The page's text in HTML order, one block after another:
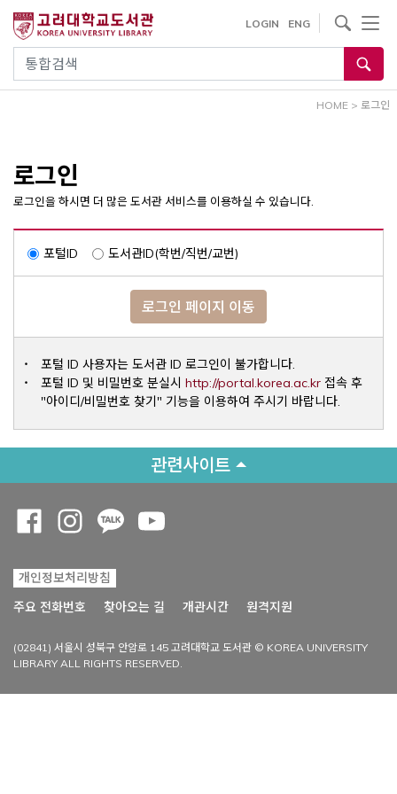
건
통합검색
LOGIN ENG
사이트내 검색
HOME > 로그인
로그인
로그인을 하시면 더 많은 도서관 서비스를 이용하실 수 있습니다.
포털ID 도서관ID(학번/직번/교번)
로그인 페이지 이동
포털 ID 사용자는 도서관 ID 로그인이 불가합니다.
포털 ID 및 비밀번호 분실시 http://portal.korea.ac.krOpens a
접속 후
"아이디/비밀번호 찾기" 기능을 이용하여 주시기 바랍니다.
관련사이트
개인정보처리방침
주요 전화번호
찾아오는 길 개관시간 원격지원
(02841) 서울시 성북구 안암로 145 고려대학교 도서관 © KOREA UNIVERSITY
LIBRARY ALL RIGHTS RESERVED.
Opens a new window
Opens a new window
Opens a new window